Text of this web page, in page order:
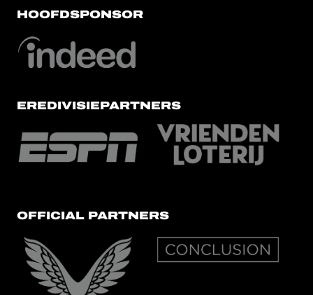
HOOFDSPONSOR
EREDIVISIEPARTNERS
OFFICIAL PARTNERS